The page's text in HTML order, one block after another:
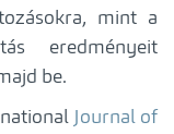
mint a
eredményeit
be.
Journal of